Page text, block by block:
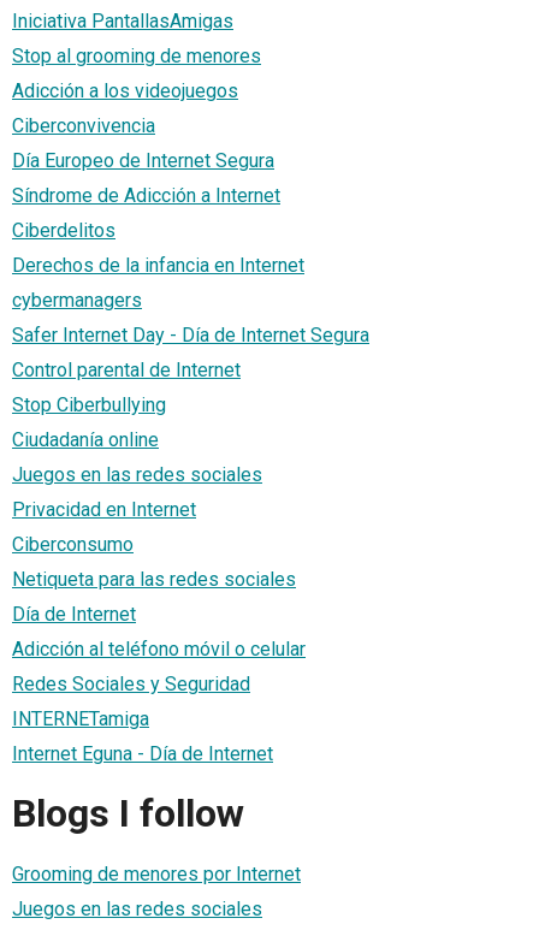
Iniciativa PantallasAmigas
Stop al grooming de menores
Adicción a los videojuegos
Ciberconvivencia
Día Europeo de Internet Segura
Síndrome de Adicción a Internet
Ciberdelitos
Derechos de la infancia en Internet
cybermanagers
Safer Internet Day - Día de Internet Segura
Control parental de Internet
Stop Ciberbullying
Ciudadanía online
Juegos en las redes sociales
Privacidad en Internet
Ciberconsumo
Netiqueta para las redes sociales
Día de Internet
Adicción al teléfono móvil o celular
Redes Sociales y Seguridad
INTERNETamiga
Internet Eguna - Día de Internet
Blogs I follow
Grooming de menores por Internet
Juegos en las redes sociales